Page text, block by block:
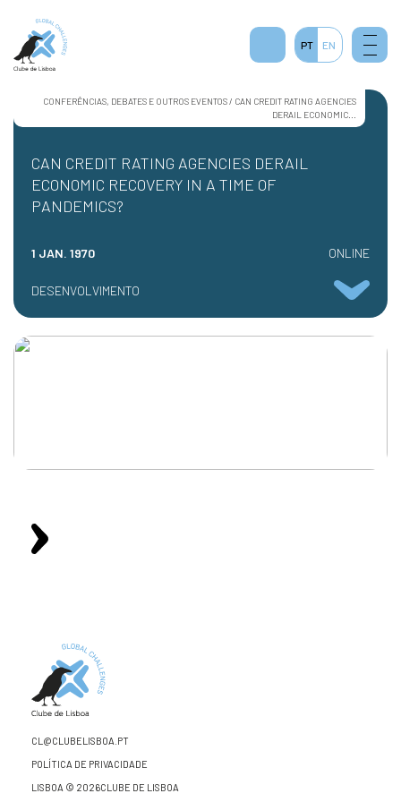
CONFERÊNCIAS, DEBATES E OUTROS EVENTOS / CAN CREDIT RATING AGENCIES
DERAIL ECONOMIC...
CAN CREDIT RATING AGENCIES DERAIL
ECONOMIC RECOVERY IN A TIME OF
PANDEMICS?
1 JAN. 1970 ONLINE
DESENVOLVIMENTO
CL@CLUBELISBOA.PT
POLÍTICA DE PRIVACIDADE
LISBOA © 2026CLUBE DE LISBOA
PT EN